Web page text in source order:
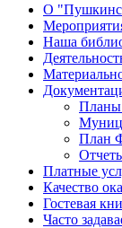
О
Наша
Планы
План
Платные
Качество
Гостевая
Часто